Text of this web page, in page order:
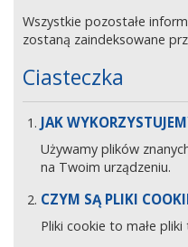
Wszystkie pozostałe
zostaną zaindeksowane
Ciasteczka
JAK
Używamy plików
na Twoim urządzeniu.
CZYM SĄ PLIKI
Pliki cookie to małe